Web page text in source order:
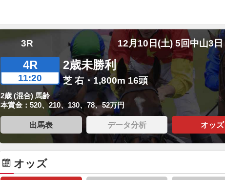
3R 12月10日(土) 5回中山3日
4R
11:20
2歳未勝利
芝 右・1,800m 16頭
2歳 (混合) 馬齢
本賞金：520、210、130、78、52万円
出馬表 データ分析 オッズ
オッズ